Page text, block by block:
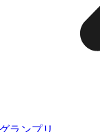
ランプリ